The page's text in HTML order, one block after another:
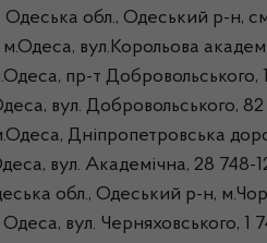
обл., Одеський р-н,
вул.Корольова
пр-т Добровольського,
вул. Добровольського,
Дніпропетровська
вул. Академічна, 28 748-
обл., Одеський р-н,
вул. Черняховського, 1